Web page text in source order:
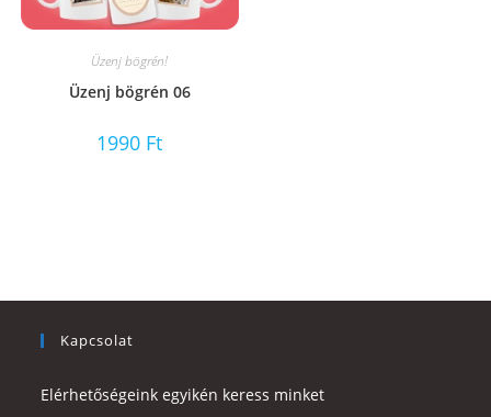
Üzenj bögrén!
Üzenj bögrén 06
1990 Ft
Kapcsolat
Elérhetőségeink egyikén keress minket